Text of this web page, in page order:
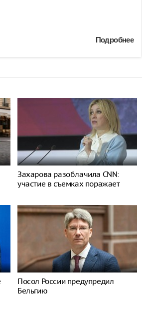
Подробнее
Захарова разоблачила CNN:
участие в съемках поражает
Посол России предупредил
Бельгию